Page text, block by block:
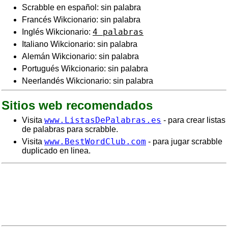
Scrabble en español: sin palabra
Francés Wikcionario: sin palabra
Inglés Wikcionario: 4 palabras
Italiano Wikcionario: sin palabra
Alemán Wikcionario: sin palabra
Portugués Wikcionario: sin palabra
Neerlandés Wikcionario: sin palabra
Sitios web recomendados
Visita www.ListasDePalabras.es - para crear listas
de palabras para scrabble.
Visita www.BestWordClub.com - para jugar scrabble
duplicado en linea.